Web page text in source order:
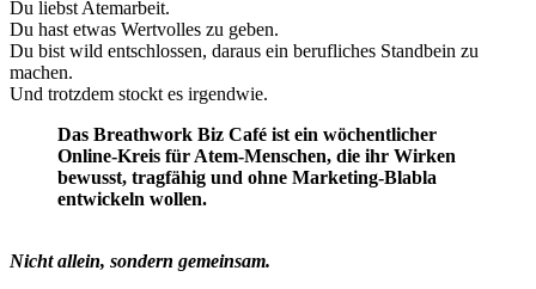
Du liebst Atemarbeit.
Du hast etwas Wertvolles zu geben.
Du bist wild entschlossen, daraus ein berufliches Standbein zu
machen.
Und trotzdem stockt es irgendwie.
Das Breathwork Biz Café ist ein wöchentlicher
Online-Kreis für Atem-Menschen, die ihr Wirken
bewusst, tragfähig und ohne Marketing-Blabla
entwickeln wollen.
Nicht allein, sondern gemeinsam.